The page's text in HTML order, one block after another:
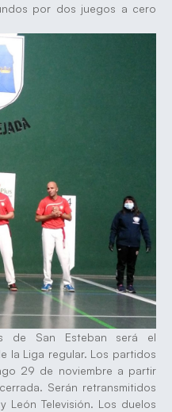
por dos juegos a cero
de San Esteban será el
la Liga regular. Los partidos
29 de noviembre a partir
Serán retransmitidos
Televisión. Los duelos